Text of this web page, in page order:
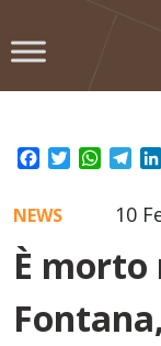
to
Facebook
Twitter
10
NEWS
È morto